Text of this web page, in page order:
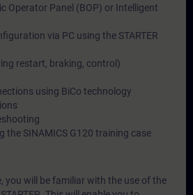
Operator Panel (BOP) or Intelligent
via PC using the STARTER
restart, braking, control)
using BiCo technology
the SINAMICS G120 training case
you will be familiar with the use of the